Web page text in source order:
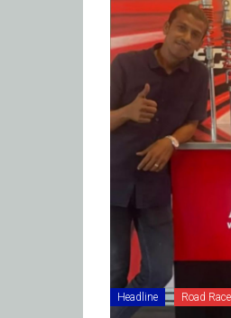
Headline Road Race